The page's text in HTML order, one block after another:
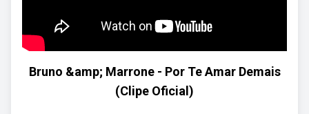
Bruno &amp; Marrone - Por Te Amar Demais
(Clipe Oficial)